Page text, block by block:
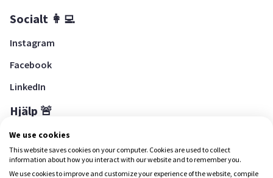
Socialt 👩‍💻
Instagram
Facebook
LinkedIn
Hjälp 🚨
Hjälpcenter
We use cookies
This website saves cookies on your computer. Cookies are used to collect
information about how you interact with our website and to remember you.
We use cookies to improve and customize your experience of the website, compile